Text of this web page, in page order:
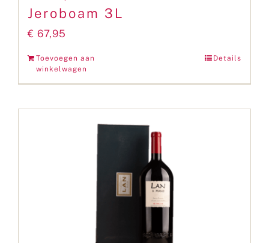
Jeroboam 3L
€ 67,95
Toevoegen aan
winkelwagen
Details